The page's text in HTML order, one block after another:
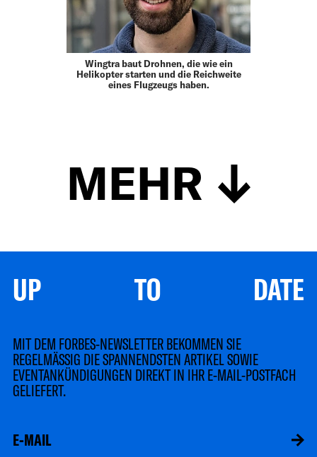
Wingtra baut Drohnen, die wie ein
Helikopter starten und die Reichweite
eines Flugzeugs haben.
MEHR
UP TO DATE
MIT DEM FORBES-NEWSLETTER BEKOMMEN SIE
REGELMÄSSIG DIE SPANNENDSTEN ARTIKEL SOWIE
EVENTANKÜNDIGUNGEN DIREKT IN IHR E-MAIL-POSTFACH
GELIEFERT.